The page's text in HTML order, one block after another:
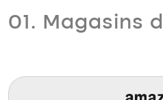
01. Magasins